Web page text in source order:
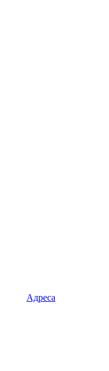
Адреса